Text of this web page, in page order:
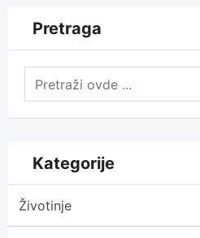
Pretraga
Kategorije
Životinje